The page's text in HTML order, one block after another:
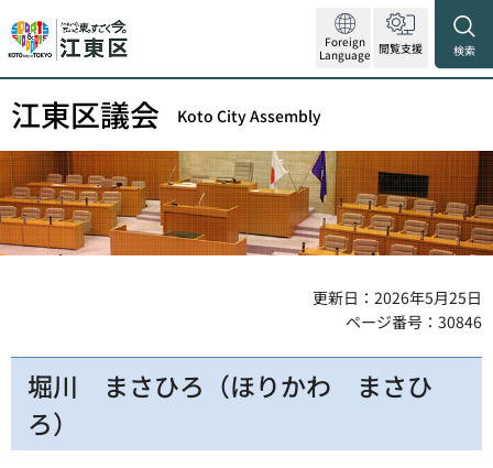
Foreign
Language 閲覧支援 検索
江東区議会 Koto City Assembly
更新日：2026年5月25日
ページ番号：30846
堀川 まさひろ（ほりかわ まさひ
ろ）